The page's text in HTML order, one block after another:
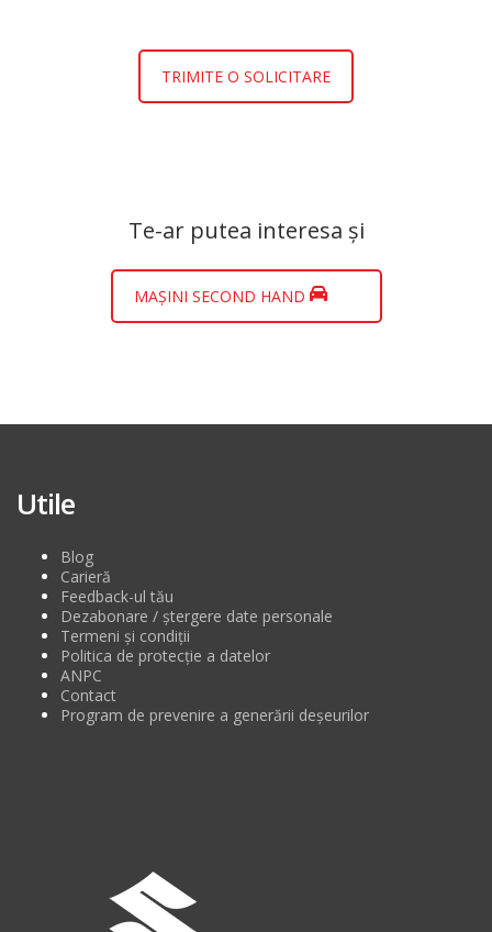
TRIMITE O SOLICITARE
Te-ar putea interesa și
MAȘINI SECOND HAND
Utile
Blog
Carieră
Feedback-ul tău
Dezabonare / ștergere date personale
Termeni și condiții
Politica de protecție a datelor
ANPC
Contact
Program de prevenire a generării deșeurilor